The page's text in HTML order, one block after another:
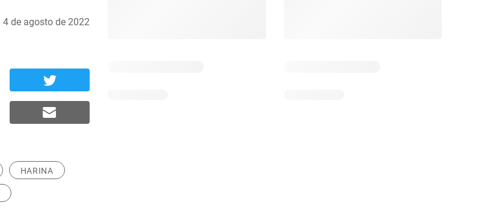
4 de agosto de 2022
HARINA